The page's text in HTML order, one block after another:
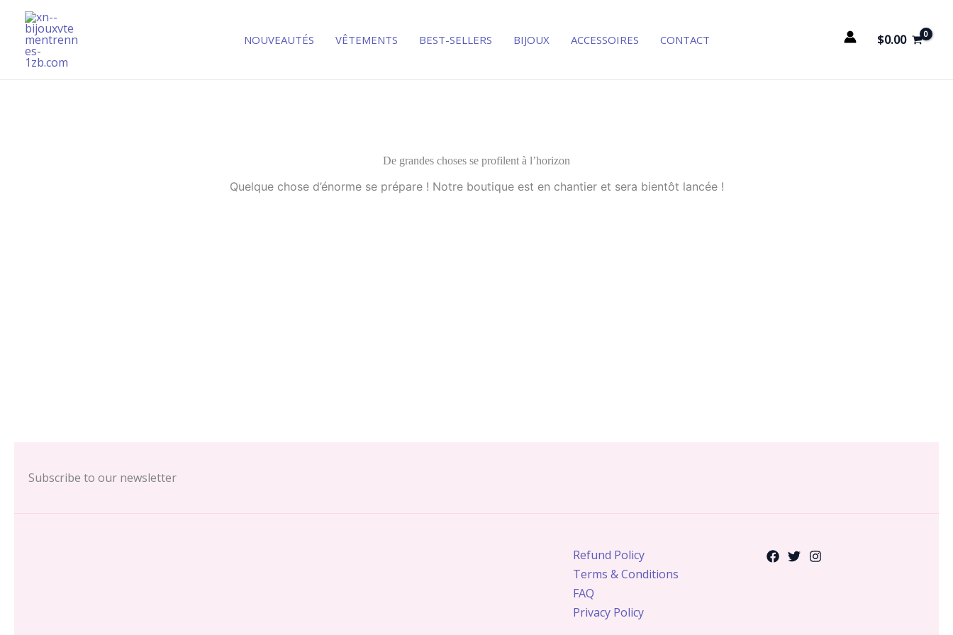
contenu
NOUVEAUTÉS VÊTEMENTS BEST-SELLERS BIJOUX ACCESSOIRES CONTACT $0.00
De grandes choses se profilent à l’horizon
Quelque chose d’énorme se prépare ! Notre boutique est en chantier et sera bientôt lancée !
Subscribe to our newsletter
Refund Policy
Terms & Conditions
FAQ
Privacy Policy